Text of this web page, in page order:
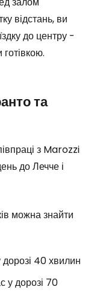
відстань, ви
до центру -
та
з Marozzi
до Лечче і
можна знайти
дорозі 40 хвилин
у дорозі 70